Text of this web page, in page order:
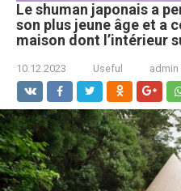
Le shuman japonais a
son plus jeune âge et a
maison dont l’intérieur
10.12.2023 Useful admin